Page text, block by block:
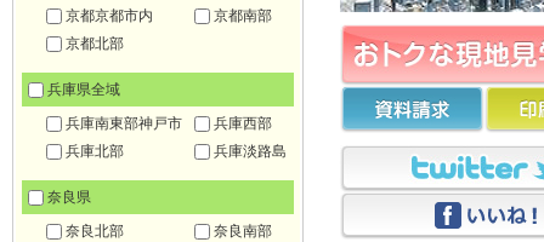
京都京都市内
京都南部
京都北部
兵庫県全域
兵庫南東部神戸市
兵庫西部
兵庫北部
兵庫淡路島
奈良県
奈良北部
奈良南部